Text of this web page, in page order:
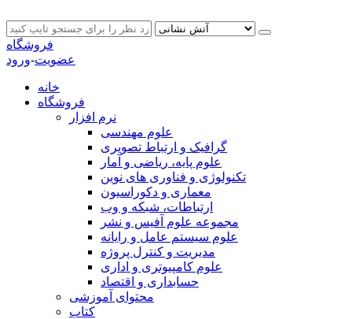
فروشگاه
عضویت-ورود
خانه
فروشگاه
نرم افزار
علوم مهندسی
گرافیک و ارتباط تصویری
علوم پایه، ریاضی و آمار
تکنولوژی و فناوری های نوین
معماری و دکوراسیون
ارتباطات، شبکه و وب
مجموعه علوم آفیس و نشر
علوم سیستم عامل و رایانه
مدیریت و کنترل پروژه
علوم کامپیوتری و اداری
حسابداری و اقتصاد
محتوای آموزشی
کتاب